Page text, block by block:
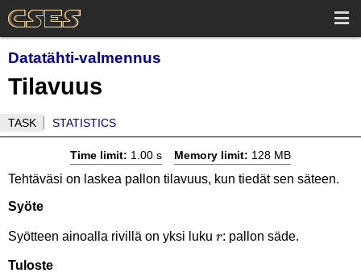
Datatähti-valmennus
Tilavuus
TASK STATISTICS
Time limit: 1.00 s Memory limit: 128 MB
Tehtäväsi on laskea pallon tilavuus, kun tiedät sen säteen.
Syöte
Syötteen ainoalla rivillä on yksi luku r
r: pallon säde.
Tuloste